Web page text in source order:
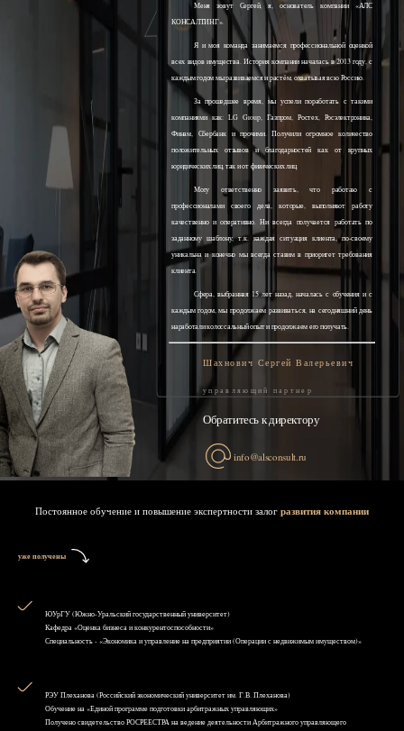
Меня зовут Сергей, я, основатель компании «АЛС
КОНСАЛТИНГ».
Я и моя команда занимаемся профессиональной оценкой
всех видов имущества. История компании началась в 2013 году, с
каждым годом мы развиваемся и растём, охватывая всю Россию.
За прошедшее время, мы успели поработать с такими
компаниями как: LG Group, Газпром, Ростех, Росэлектроника,
Финам, Сбербанк и прочими. Получили огромное количество
положительных отзывов и благодарностей как от крупных
юридических лиц, так и от физических лиц.
Могу ответственно заявить, что работаю с
профессионалами своего дела, которые, выполняют работу
качественно и оперативно. Ни всегда получается работать по
заданному шаблону, т.к. каждая ситуация клиента, по-своему
уникальна и конечно мы всегда ставим в приоритет требования
клиента.
Сфера, выбранная 15 лет назад, началась с обучения и с
каждым годом, мы продолжаем развиваться, на сегодняшний день
наработали колоссальный опыт и продолжаем его получать.
Шахнович Сергей Валерьевич
управляющий партнер
Обратитесь к директору
info@alsconsult.ru
Постоянное обучение и повышение экспертности залог развития компании
уже получены
ЮУрГУ (Южно-Уральский государственный университет)
Кафедра «Оценка бизнеса и конкурентоспособности»
Специальность - «Экономика и управление на предприятии (Операции с недвижимым имуществом)»
РЭУ Плеханова (Российский экономический университет им. Г.В. Плеханова)
Обучение на «Единой программе подготовки арбитражных управляющих»
Получено свидетельство РОСРЕЕСТРА на ведение деятельности Арбитражного управляющего